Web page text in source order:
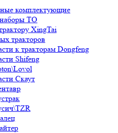
комплектующие
ТО
XingTai
тракторов
к тракторам Dongfeng
Shifeng
Скаут